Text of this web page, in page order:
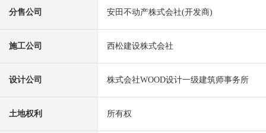
分售公司 安田不动产株式会社(开发商)
施工公司 西松建设株式会社
设计公司 株式会社WOOD设计一级建筑师事务所
土地权利 所有权